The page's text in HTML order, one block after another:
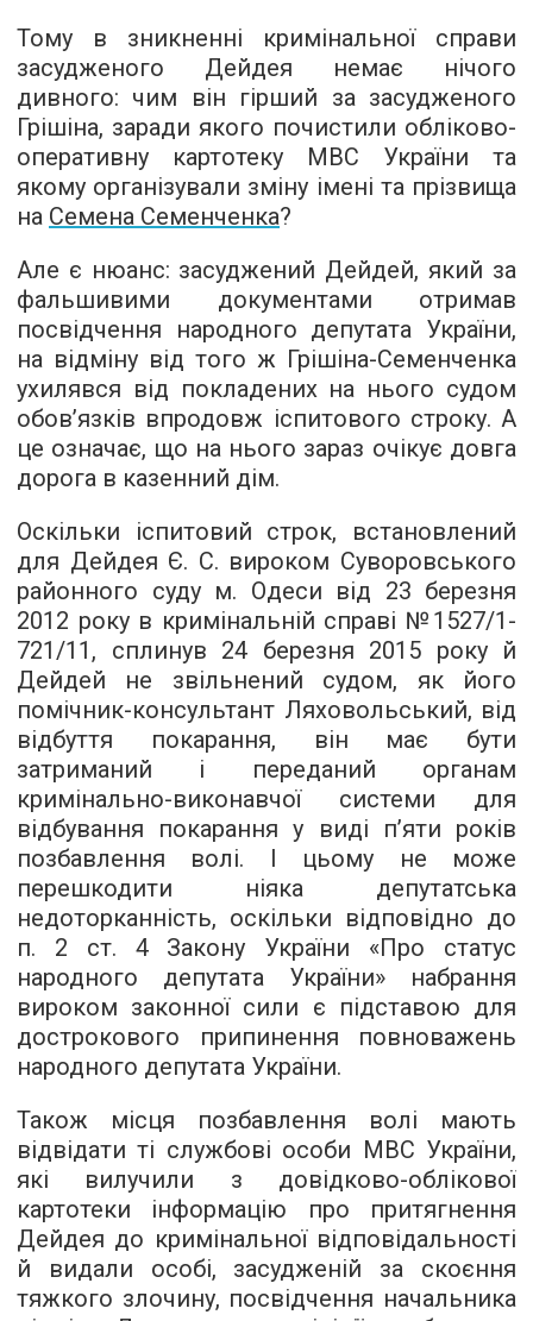
Тому в зникненні кримінальної справи
засудженого Дейдея немає нічого
дивного: чим він гірший за засудженого
Грішіна, заради якого почистили обліково-
оперативну картотеку МВС України та
якому організували зміну імені та прізвища
на Семена Семенченка?
Але є нюанс: засуджений Дейдей, який за
фальшивими документами отримав
посвідчення народного депутата України,
на відміну від того ж Грішіна-Семенченка
ухилявся від покладених на нього судом
обов’язків впродовж іспитового строку. А
це означає, що на нього зараз очікує довга
дорога в казенний дім.
Оскільки іспитовий строк, встановлений
для Дейдея Є. С. вироком Суворовського
районного суду м. Одеси від 23 березня
2012 року в кримінальній справі №1527/1-
721/11, сплинув 24 березня 2015 року й
Дейдей не звільнений судом, як його
помічник-консультант Ляховольський, від
відбуття покарання, він має бути
затриманий і переданий органам
кримінально-виконавчої системи для
відбування покарання у виді п’яти років
позбавлення волі. І цьому не може
перешкодити ніяка депутатська
недоторканність, оскільки відповідно до
п. 2 ст. 4 Закону України «Про статус
народного депутата України» набрання
вироком законної сили є підставою для
дострокового припинення повноважень
народного депутата України.
Також місця позбавлення волі мають
відвідати ті службові особи МВС України,
які вилучили з довідково-облікової
картотеки інформацію про притягнення
Дейдея до кримінальної відповідальності
й видали особі, засудженій за скоєння
тяжкого злочину, посвідчення начальника